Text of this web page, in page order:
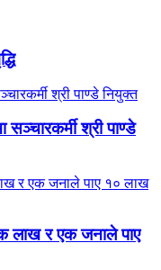
श्री पाण्डे
लाख र एक जनाले पाए